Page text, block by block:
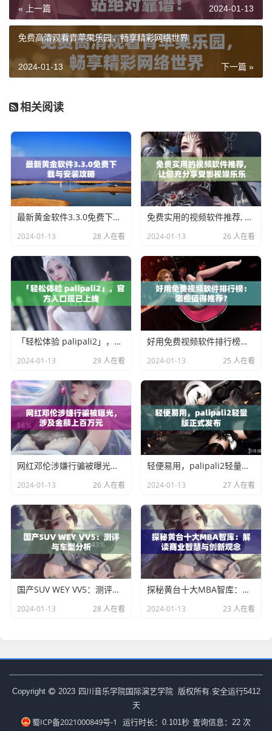
« 上一篇 2024-01-13
免费高清观看青苹果乐园，畅享精彩网络世界
下一篇 »
2024-01-13
相关阅读
最新黄金软件3.3.0免费下载与安装攻略
2024-01-13 28 人在看
免费实用的视频软件推荐, 让您充分享受影视娱乐乐趣
2024-01-13 26 人在看
「轻松体验 palipali2」，官方入口现已上线
2024-01-13 29 人在看
好用免费视频软件排行榜：哪些值得推荐？
2024-01-13 25 人在看
网红邓伦涉嫌行骗被曝光，涉及金额上百万元
2024-01-13 26 人在看
轻便易用，palipali2轻量版正式发布
2024-01-13 27 人在看
国产SUV WEY VV5：测评与车型分析
2024-01-13 28 人在看
探秘黄台十大MBA智库：解读商业智慧与创新观念
2024-01-13 23 人在看
Copyright 2023 四川音乐学院国际演艺学院 版权所有.安全运行5412
天
蜀ICP备2021000849号-1 运行时长：0.101秒 查询信息：22 次